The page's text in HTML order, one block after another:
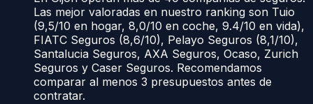
Las mejor valoradas en nuestro ranking son Tuio
(9,5/10 en hogar, 8,0/10 en coche, 9.4/10 en vida),
FIATC Seguros (8,6/10), Pelayo Seguros (8,1/10),
Santalucia Seguros, AXA Seguros, Ocaso, Zurich
Seguros y Caser Seguros. Recomendamos
comparar al menos 3 presupuestos antes de
contratar.